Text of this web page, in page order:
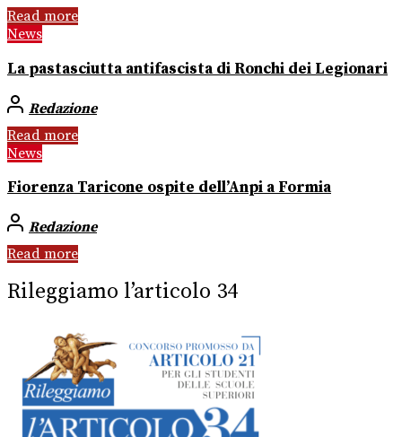
Read more
News
La pastasciutta antifascista di Ronchi dei Legionari
Redazione
Read more
News
Fiorenza Taricone ospite dell’Anpi a Formia
Redazione
Read more
Rileggiamo l’articolo 34